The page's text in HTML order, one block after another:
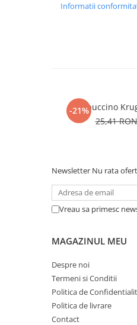
Informatii
-21%
Cappuccino
25,41
Newsletter Nu rata
Vreau sa primesc
MAGAZINUL MEU
Despre noi
Termeni si Conditii
Politica de
Politica de livrare
Contact